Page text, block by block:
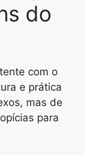
do
com o
e prática
mas de
para